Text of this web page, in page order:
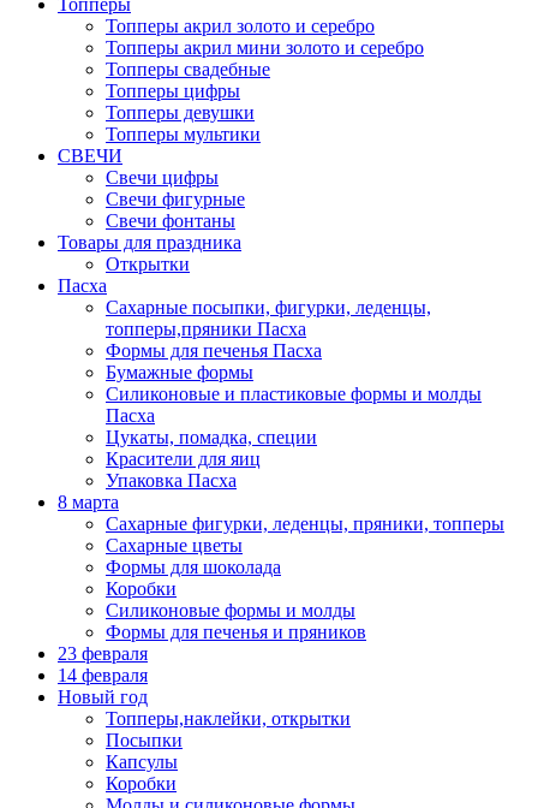
Топперы
Топперы акрил золото и серебро
Топперы акрил мини золото и серебро
Топперы свадебные
Топперы цифры
Топперы девушки
Топперы мультики
СВЕЧИ
Свечи цифры
Свечи фигурные
Свечи фонтаны
Товары для праздника
Открытки
Пасха
Сахарные посыпки, фигурки, леденцы,
топперы,пряники Пасха
Формы для печенья Пасха
Бумажные формы
Силиконовые и пластиковые формы и молды
Пасха
Цукаты, помадка, специи
Красители для яиц
Упаковка Пасха
8 марта
Сахарные фигурки, леденцы, пряники, топперы
Сахарные цветы
Формы для шоколада
Коробки
Силиконовые формы и молды
Формы для печенья и пряников
23 февраля
14 февраля
Новый год
Топперы,наклейки, открытки
Посыпки
Капсулы
Коробки